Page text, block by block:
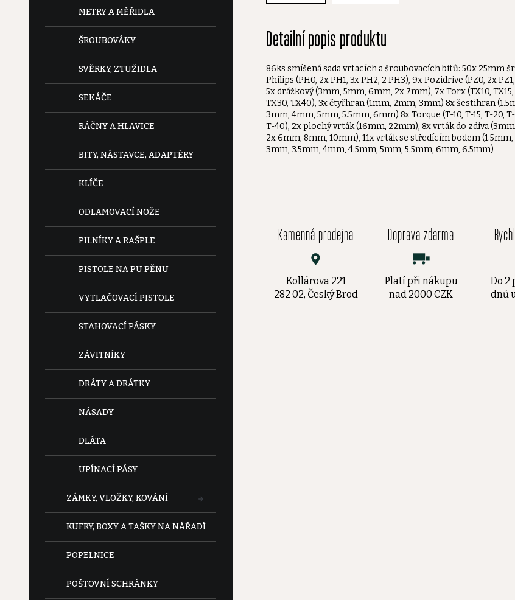
METRY A MĚŘIDLA
ŠROUBOVÁKY
SVĚRKY, ZTUŽIDLA
SEKÁČE
RÁČNY A HLAVICE
BITY, NÁSTAVCE, ADAPTÉRY
KLÍČE
ODLAMOVACÍ NOŽE
PILNÍKY A RAŠPLE
PISTOLE NA PU PĚNU
VYTLAČOVACÍ PISTOLE
STAHOVACÍ PÁSKY
ZÁVITNÍKY
DRÁTY A DRÁTKY
NÁSADY
DLÁTA
UPÍNACÍ PÁSY
ZÁMKY, VLOŽKY, KOVÁNÍ
KUFRY, BOXY A TAŠKY NA NÁŘADÍ
POPELNICE
POŠTOVNÍ SCHRÁNKY
Detailní popis produktu
86ks smíšená sada vrtacích a šroubovacích bitů: 50x 25mm
Philips (PH0, 2x PH1, 3x PH2, 2 PH3), 9x Pozidrive (PZ0, 2x
5x drážkový (3mm, 5mm, 6mm, 2x 7mm), 7x Torx (TX10, TX15,
TX30, TX40), 3x čtyřhran (1mm, 2mm, 3mm) 8x šestihran
3mm, 4mm, 5mm, 5.5mm, 6mm) 8x Torque (T-10, T-15, T-20,
T-40), 2x plochý vrták (16mm, 22mm), 8x vrták do zdiva
2x 6mm, 8mm, 10mm), 11x vrták se středícím bodem
3mm, 3.5mm, 4mm, 4.5mm, 5mm, 5.5mm, 6mm, 6.5mm)
Kamenná prodejna
Kollárova 221
282 02, Český Brod
Doprava zdarma
Platí při nákupu
nad 2000 CZK
Do 2
dnů